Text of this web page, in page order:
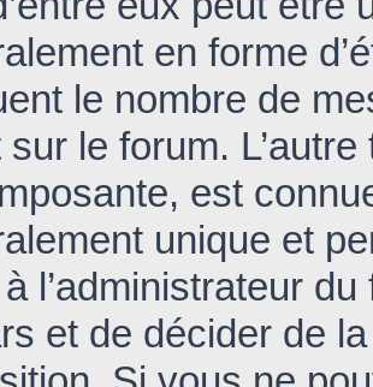
en forme
le nombre de
sur le forum.
est
unique et
à l’administrateur
et de décider de